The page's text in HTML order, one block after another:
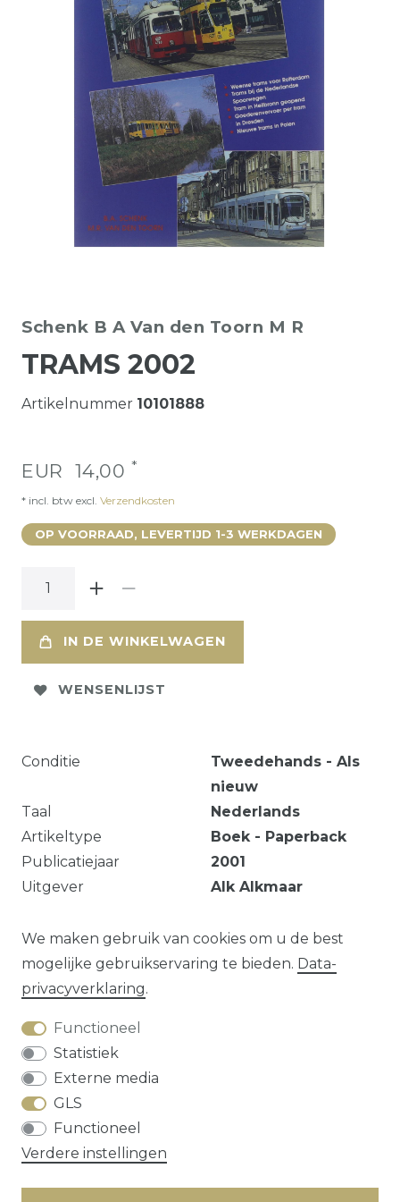
Schenk B A Van den Toorn M R
TRAMS 2002
Artikelnummer 10101888
EUR 14,00 *
* incl. btw excl. Verzendkosten
OP VOORRAAD, LEVERTIJD 1-3 WERKDAGEN
IN DE WINKELWAGEN
WENSENLIJST
Conditie
Tweedehands - Als
nieuw
Taal
Nederlands
Artikeltype
Boek - Paperback
Publicatiejaar
2001
Uitgever
Alk Alkmaar
EAN
9789060134191
Vraag over dit artikel?
We maken gebruik van cookies om u de best
mogelijke gebruikservaring te bieden. Data­
privacy­verklaring.
Functioneel
Statistiek
Externe media
GLS
Functioneel
Verdere instellingen